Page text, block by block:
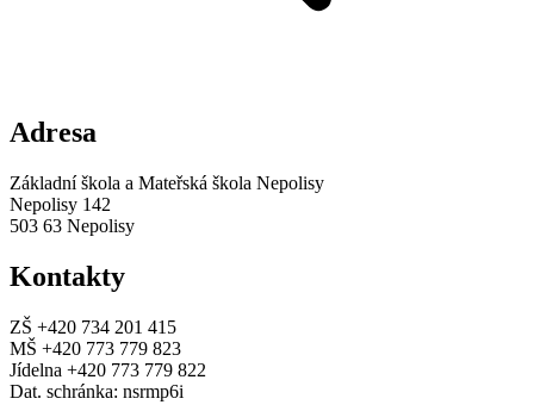
Adresa
Základní škola a Mateřská škola Nepolisy
Nepolisy 142
503 63 Nepolisy
Kontakty
ZŠ +420 734 201 415
MŠ +420 773 779 823
Jídelna +420 773 779 822
Dat. schránka: nsrmp6i